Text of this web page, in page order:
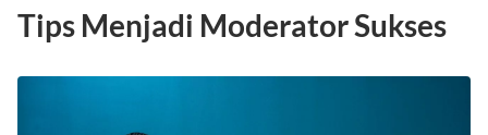
Tips Menjadi Moderator Sukses